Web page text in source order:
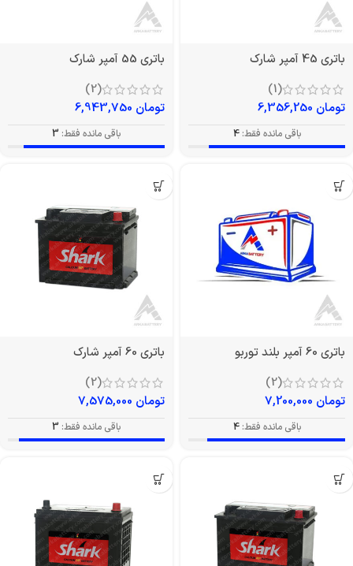
باتری 45 آمپر شارک
(1)
تومان
باقی مانده فقط: 4
باتری 55 آمپر شارک
(2)
تومان
باقی مانده فقط: 3
باتری 60 آمپر بلند توربو
(2)
تومان
باقی مانده فقط: 4
باتری 60 آمپر شارک
(2)
تومان
باقی مانده فقط: 3